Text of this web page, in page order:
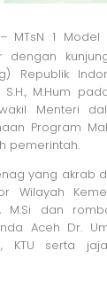
MTsN 1
dengan
Republik
S.H., M.Hum
Menteri
Program
pemerintah.
yang akrab
Wilayah
M.Si dan
Aceh Dr.
KTU serta